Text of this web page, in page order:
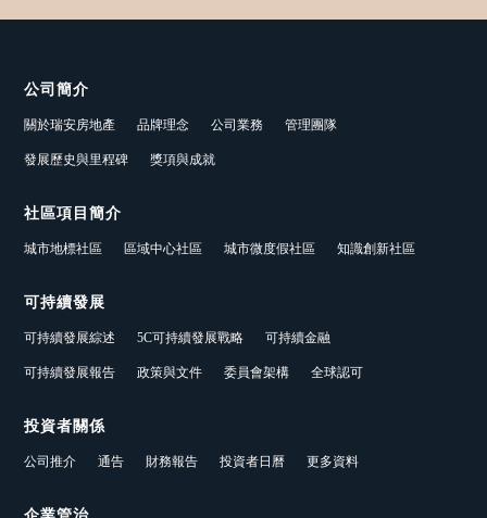
公司簡介
關於瑞安房地產 品牌理念 公司業務 管理團隊
發展歷史與里程碑 獎項與成就
社區項目簡介
城市地標社區 區域中心社區 城市微度假社區 知識創新社區
可持續發展
可持續發展綜述 5C可持續發展戰略 可持續金融
可持續發展報告 政策與文件 委員會架構 全球認可
投資者關係
公司推介 通告 財務報告 投資者日曆 更多資料